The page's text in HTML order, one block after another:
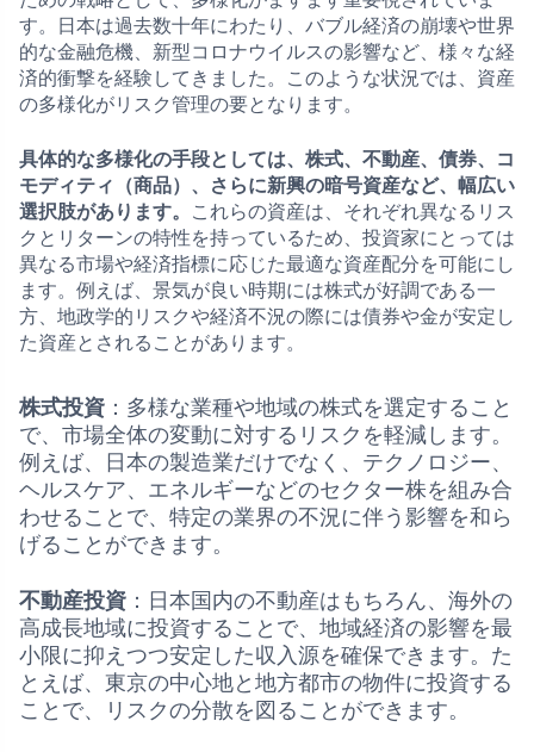
す。日本は過去数十年にわたり、バブル経済の崩壊や世界
的な金融危機、新型コロナウイルスの影響など、様々な経
済的衝撃を経験してきました。このような状況では、資産
の多様化がリスク管理の要となります。
具体的な多様化の手段としては、株式、不動産、債券、コ
モディティ（商品）、さらに新興の暗号資産など、幅広い
選択肢があります。
これらの資産は、それぞれ異なるリス
クとリターンの特性を持っているため、投資家にとっては
異なる市場や経済指標に応じた最適な資産配分を可能にし
ます。例えば、景気が良い時期には株式が好調である一
方、地政学的リスクや経済不況の際には債券や金が安定し
た資産とされることがあります。
株式投資 ：多様な業種や地域の株式を選定すること
で、市場全体の変動に対するリスクを軽減します。
例えば、日本の製造業だけでなく、テクノロジー、
ヘルスケア、エネルギーなどのセクター株を組み合
わせることで、特定の業界の不況に伴う影響を和ら
げることができます。
不動産投資 ：日本国内の不動産はもちろん、海外の
高成長地域に投資することで、地域経済の影響を最
小限に抑えつつ安定した収入源を確保できます。た
とえば、東京の中心地と地方都市の物件に投資する
ことで、リスクの分散を図ることができます。